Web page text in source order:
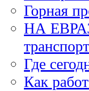
Горная
НА
Где
Как